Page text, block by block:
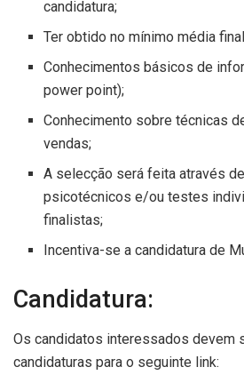
candidatura;
Ter obtido no mínimo média
Conhecimentos básicos de
power point);
Conhecimento sobre técnicas
vendas;
A selecção será feita através
psicotécnicos e/ou testes
finalistas;
Incentiva-se a candidatura de
Candidatura:
Os candidatos interessados devem
candidaturas para o seguinte link: